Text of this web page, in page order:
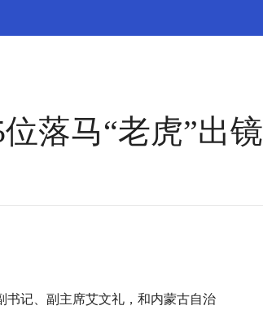
落马“老虎”出镜
书记、副主席艾文礼，和内蒙古自治